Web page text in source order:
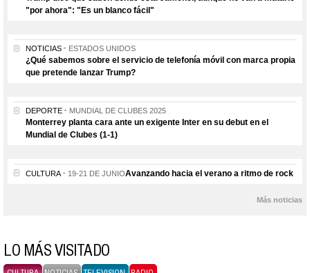
"por ahora": "Es un blanco fácil"
NOTICIAS ESTADOS UNIDOS
¿Qué sabemos sobre el servicio de telefonía móvil con marca propia
que pretende lanzar Trump?
DEPORTE MUNDIAL DE CLUBES 2025
Monterrey planta cara ante un exigente Inter en su debut en el
Mundial de Clubes (1-1)
CULTURA 19-21 DE JUNIOAvanzando hacia el verano a ritmo de rock
Más noticias
LO MÁS VISITADO